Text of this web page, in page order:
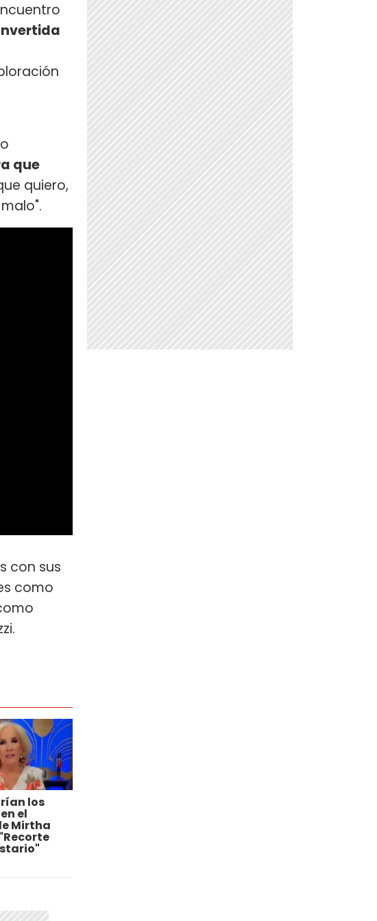
que
quiero,
con sus
como
los
el
Mirtha